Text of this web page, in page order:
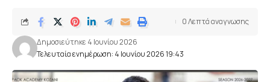
Τελευταία ενημέρωση: 4 Ιουνίου 2026 19:43
Δημοσιεύτηκε 4 Ιουνίου 2026
0 Λεπτά αναγνωσης